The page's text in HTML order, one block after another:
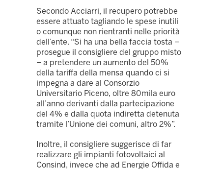
Secondo Acciarri, il recupero potrebbe
essere attuato tagliando le spese inutili
o comunque non rientranti nelle priorità
dell’ente. “Si ha una bella faccia tosta –
prosegue il consigliere del gruppo misto
– a pretendere un aumento del 50%
della tariffa della mensa quando ci si
impegna a dare al Consorzio
Universitario Piceno, oltre 80mila euro
all’anno derivanti dalla partecipazione
del 4% e dalla quota indiretta detenuta
tramite l’Unione dei comuni, altro 2%”.
Inoltre, il consigliere suggerisce di far
realizzare gli impianti fotovoltaici al
Consind, invece che ad Energie Offida e